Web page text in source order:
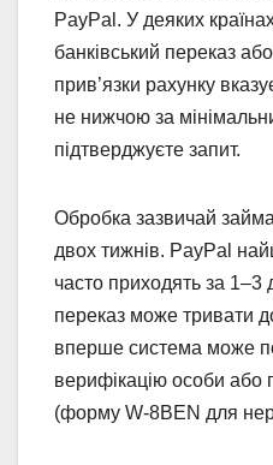
PayPal. У деяких
банківський переказ
прив’язки рахунку
не нижчою за
підтверджуєте запит.
Обробка зазвичай
двох тижнів. PayPal
часто приходять за 1–3
переказ може тривати
вперше система може
верифікацію особи або
(форму W-8BEN для